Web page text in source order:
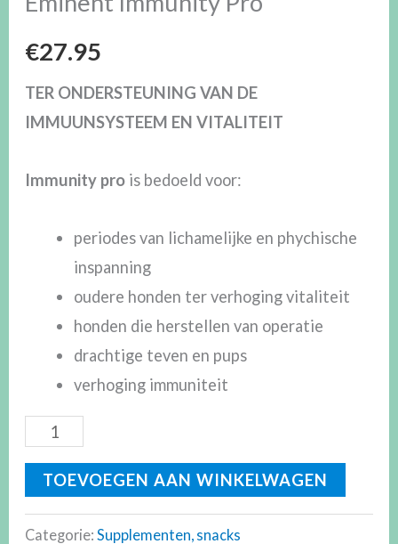
€27.95
TER ONDERSTEUNING VAN DE
IMMUUNSYSTEEM EN VITALITEIT
Immunity pro is bedoeld voor:
periodes van lichamelijke en phychische
inspanning
oudere honden ter verhoging vitaliteit
honden die herstellen van operatie
drachtige teven en pups
verhoging immuniteit
TOEVOEGEN AAN WINKELWAGEN
Categorie:Supplementen, snacks